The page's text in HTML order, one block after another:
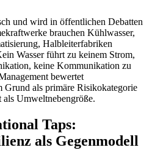
und wird in öffentlichen Debatten
brauchen Kühlwasser,
Halbleiterfabriken
Wasser führt zu keinem Strom,
keine Kommunikation zu
bewertet
Grund als primäre Risikokategorie
Umweltnebengröße.
Taps:
als Gegenmodell